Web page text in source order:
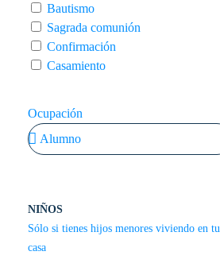
Bautismo
Sagrada comunión
Confirmación
Casamiento
Ocupación
NIÑOS
Sólo si tienes hijos menores viviendo en tu
casa